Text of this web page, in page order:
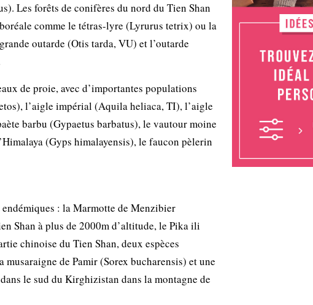
Les forêts de conifères du nord du Tien Shan
comme le tétras-lyre (Lyrurus tetrix) ou la
outarde (Otis tarda, VU) et l’outarde
de proie, avec d’importantes populations
l’aigle impérial (Aquila heliaca, TI), l’aigle
barbu (Gypaetus barbatus), le vautour moine
(Gyps himalayensis), le faucon pèlerin
: la Marmotte de Menzibier
Shan à plus de 2000m d’altitude, le Pika ili
chinoise du Tien Shan, deux espèces
de Pamir (Sorex bucharensis) et une
le sud du Kirghizistan dans la montagne de